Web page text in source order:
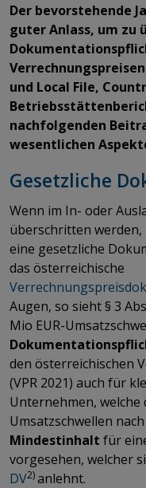
Der bevorstehende
guter Anlass, um zu
und Local File,
nachfolgenden
wesentlichen
Gesetzliche
Wenn im In- oder
überschritten
eine gesetzliche
das österreichische
Augen, so sieht § 3
Mio EUR-
den österreichischen
(VPR 2021) auch für
Unternehmen, welche
Umsatzschwellen
Mindestinhalt für
vorgesehen, welcher
DV2)anlehnt.